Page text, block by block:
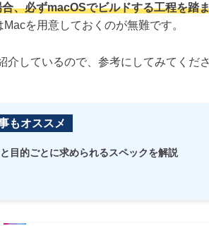
、必ずmacOSでビルドする工程を踏
を用意しておくのが無難です。
しているので、参考にしてみてくださ
もオススメ
目的ごとに求められるスペックを解説